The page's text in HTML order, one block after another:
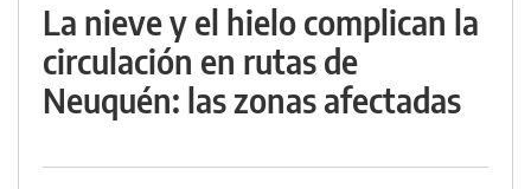
La nieve y el hielo complican la
circulación en rutas de
Neuquén: las zonas afectadas